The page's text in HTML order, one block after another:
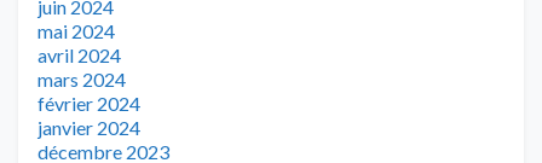
juin 2024
mai 2024
avril 2024
mars 2024
février 2024
janvier 2024
décembre 2023